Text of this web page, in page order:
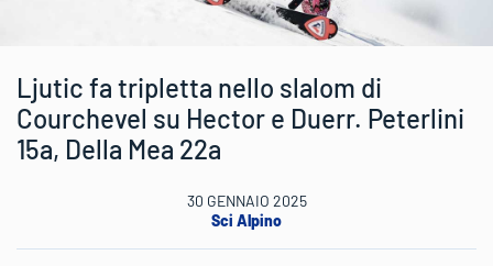
Ljutic fa tripletta nello slalom di
Courchevel su Hector e Duerr. Peterlini
15a, Della Mea 22a
30 GENNAIO 2025
Sci Alpino